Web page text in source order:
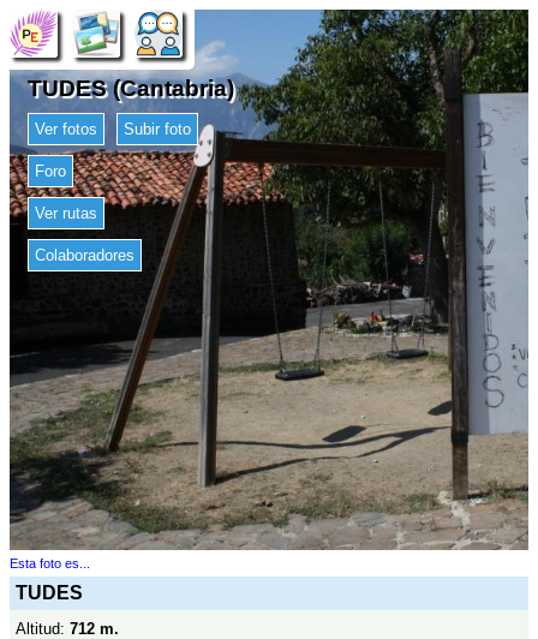
TUDES (Cantabria)
Ver fotos Subir foto
Foro
Ver rutas
Colaboradores
Esta foto es...
TUDES
Altitud: 712 m.